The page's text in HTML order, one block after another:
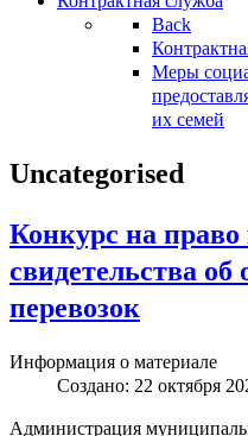
Back
Меры
их семей
Uncategorised
Конкурс на
свидетельства
перевозок
Информация о материале
Создано: 22 октября
Администрация